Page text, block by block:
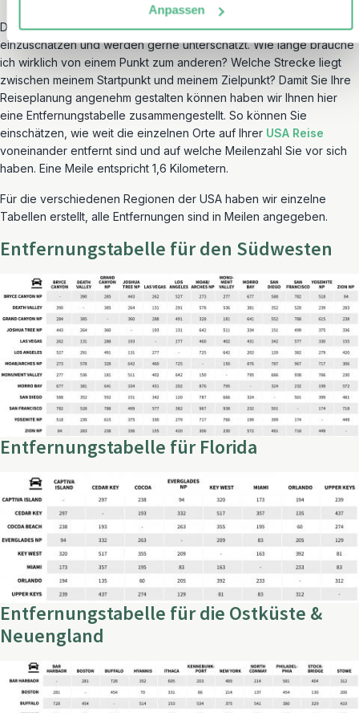
Anpassen
Die Entfernungen in USA sind aus der Ferne häufig nur schlecht
einzuschätzen und werden gerne unterschätzt. Wie lange brauche
ich wirklich von einem Punkt zum anderen? Welche Strecke liegt
zwischen meinem Startpunkt und meinem Zielpunkt? Damit Sie Ihre
Reiseplanung angenehm gestalten können haben wir Ihnen hier
eine Entfernungstabelle zusammengestellt. So können Sie
einschätzen, wie weit die einzelnen Orte auf Ihrer USA Reise
voneinander entfernt sind und auf welche Meilenzahl Sie vor sich
haben. Eine Meile entspricht 1,6 Kilometern.
Für die verschiedenen Regionen der USA haben wir einzelne
Tabellen erstellt, alle Entfernungen sind in Meilen angegeben.
Entfernungstabelle für den Südwesten
Entfernungstabelle für Florida
Entfernungstabelle für die Ostküste &
Neuengland